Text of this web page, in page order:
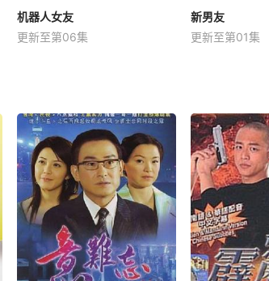
机器人女友
更新至第06集
新男友
更新至第01集